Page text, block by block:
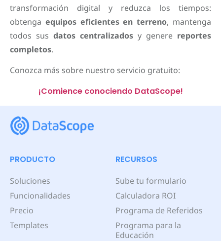
transformación digital y reduzca los tiempos:
obtenga equipos eficientes en terreno, mantenga
todos sus datos centralizados y genere reportes
completos.
Conozca más sobre nuestro servicio gratuito:
¡Comience conociendo DataScope!
PRODUCTO
Soluciones
Funcionalidades
Precio
Templates
RECURSOS
Sube tu formulario
Calculadora ROI
Programa de Referidos
Programa para la
Educación